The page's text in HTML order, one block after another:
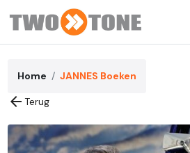
Home JANNES Boeken
arrow_back Terug